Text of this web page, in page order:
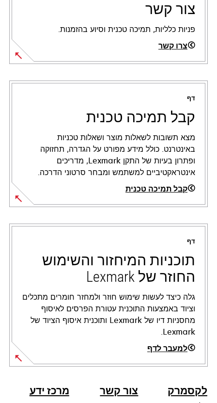
צור קשר
פניות כלליות, תמיכה טכנית וסיוע בהזמנות.
צרו קשר
דף
קבל תמיכה טכנית
מצא תשובות לשאלות מוצר ושאלות טכניות
באינטרנט. כולל מידע מפורט על הגדרה, תחזוקה
ופתרון בעיות של התקן Lexmark, מדריכים
אינטראקטיביים למשתמש ומבחר סרטוני הדרכה.
קבל תמיכה טכנית
opens
in
new
tab
דף
תוכניות המיחזור והשימוש
החוזר של Lexmark
גלה כיצד לעשות שימוש חוזר ולמחזר חומרים מתכלים
וציוד באמצעות התוכנית עטורת הפרסים לאיסוף
מחסניות דיו של Lexmark ותוכנית איסוף הציוד של
Lexmark.
למעבר לדף
לקסמרק צור קשר מרכז ידע